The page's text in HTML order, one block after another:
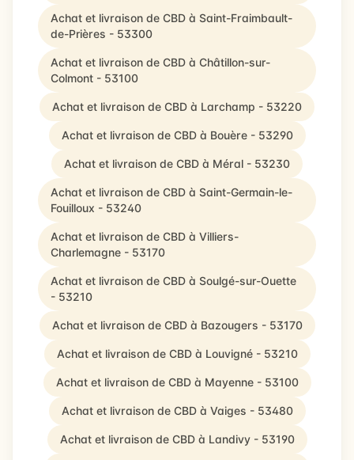
Achat et livraison de CBD à Saint-Fraimbault-
de-Prières - 53300
Achat et livraison de CBD à Châtillon-sur-
Colmont - 53100
Achat et livraison de CBD à Larchamp - 53220
Achat et livraison de CBD à Bouère - 53290
Achat et livraison de CBD à Méral - 53230
Achat et livraison de CBD à Saint-Germain-le-
Fouilloux - 53240
Achat et livraison de CBD à Villiers-
Charlemagne - 53170
Achat et livraison de CBD à Soulgé-sur-Ouette
- 53210
Achat et livraison de CBD à Bazougers - 53170
Achat et livraison de CBD à Louvigné - 53210
Achat et livraison de CBD à Mayenne - 53100
Achat et livraison de CBD à Vaiges - 53480
Achat et livraison de CBD à Landivy - 53190